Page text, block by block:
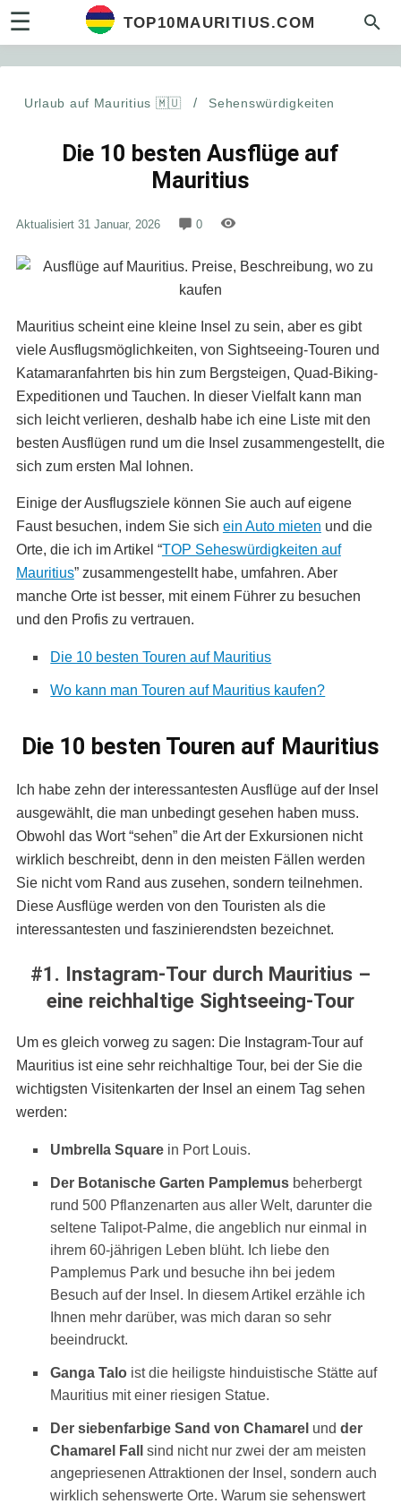
☰ TOP10MAURITIUS.COM
Urlaub auf Mauritius 🇲🇺 / Sehenswürdigkeiten
Die 10 besten Ausflüge auf
Mauritius
Aktualisiert 31 Januar, 2026 0
Mauritius scheint eine kleine Insel zu sein, aber es gibt
viele Ausflugsmöglichkeiten, von Sightseeing-Touren und
Katamaranfahrten bis hin zum Bergsteigen, Quad-Biking-
Expeditionen und Tauchen. In dieser Vielfalt kann man
sich leicht verlieren, deshalb habe ich eine Liste mit den
besten Ausflügen rund um die Insel zusammengestellt, die
sich zum ersten Mal lohnen.
Einige der Ausflugsziele können Sie auch auf eigene
Faust besuchen, indem Sie sich ein Auto mieten und die
Orte, die ich im Artikel “TOP Seheswürdigkeiten auf
Mauritius” zusammengestellt habe, umfahren. Aber
manche Orte ist besser, mit einem Führer zu besuchen
und den Profis zu vertrauen.
Die 10 besten Touren auf Mauritius
Wo kann man Touren auf Mauritius kaufen?
Die 10 besten Touren auf Mauritius
Ich habe zehn der interessantesten Ausflüge auf der Insel
ausgewählt, die man unbedingt gesehen haben muss.
Obwohl das Wort “sehen” die Art der Exkursionen nicht
wirklich beschreibt, denn in den meisten Fällen werden
Sie nicht vom Rand aus zusehen, sondern teilnehmen.
Diese Ausflüge werden von den Touristen als die
interessantesten und faszinierendsten bezeichnet.
#1. Instagram-Tour durch Mauritius –
eine reichhaltige Sightseeing-Tour
Um es gleich vorweg zu sagen: Die Instagram-Tour auf
Mauritius ist eine sehr reichhaltige Tour, bei der Sie die
wichtigsten Visitenkarten der Insel an einem Tag sehen
werden:
Umbrella Square in Port Louis.
Der Botanische Garten Pamplemus beherbergt
rund 500 Pflanzenarten aus aller Welt, darunter die
seltene Talipot-Palme, die angeblich nur einmal in
ihrem 60-jährigen Leben blüht. Ich liebe den
Pamplemus Park und besuche ihn bei jedem
Besuch auf der Insel. In diesem Artikel erzähle ich
Ihnen mehr darüber, was mich daran so sehr
beeindruckt.
Ganga Talo ist die heiligste hinduistische Stätte auf
Mauritius mit einer riesigen Statue.
Der siebenfarbige Sand von Chamarel undder
Chamarel Fall
sind nicht nur zwei der am meisten
angepriesenen Attraktionen der Insel, sondern auch
wirklich sehenswerte Orte. Warum sie sehenswert